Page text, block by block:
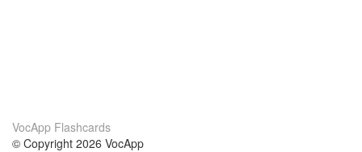
VocApp Flashcards
© Copyright 2026 VocApp